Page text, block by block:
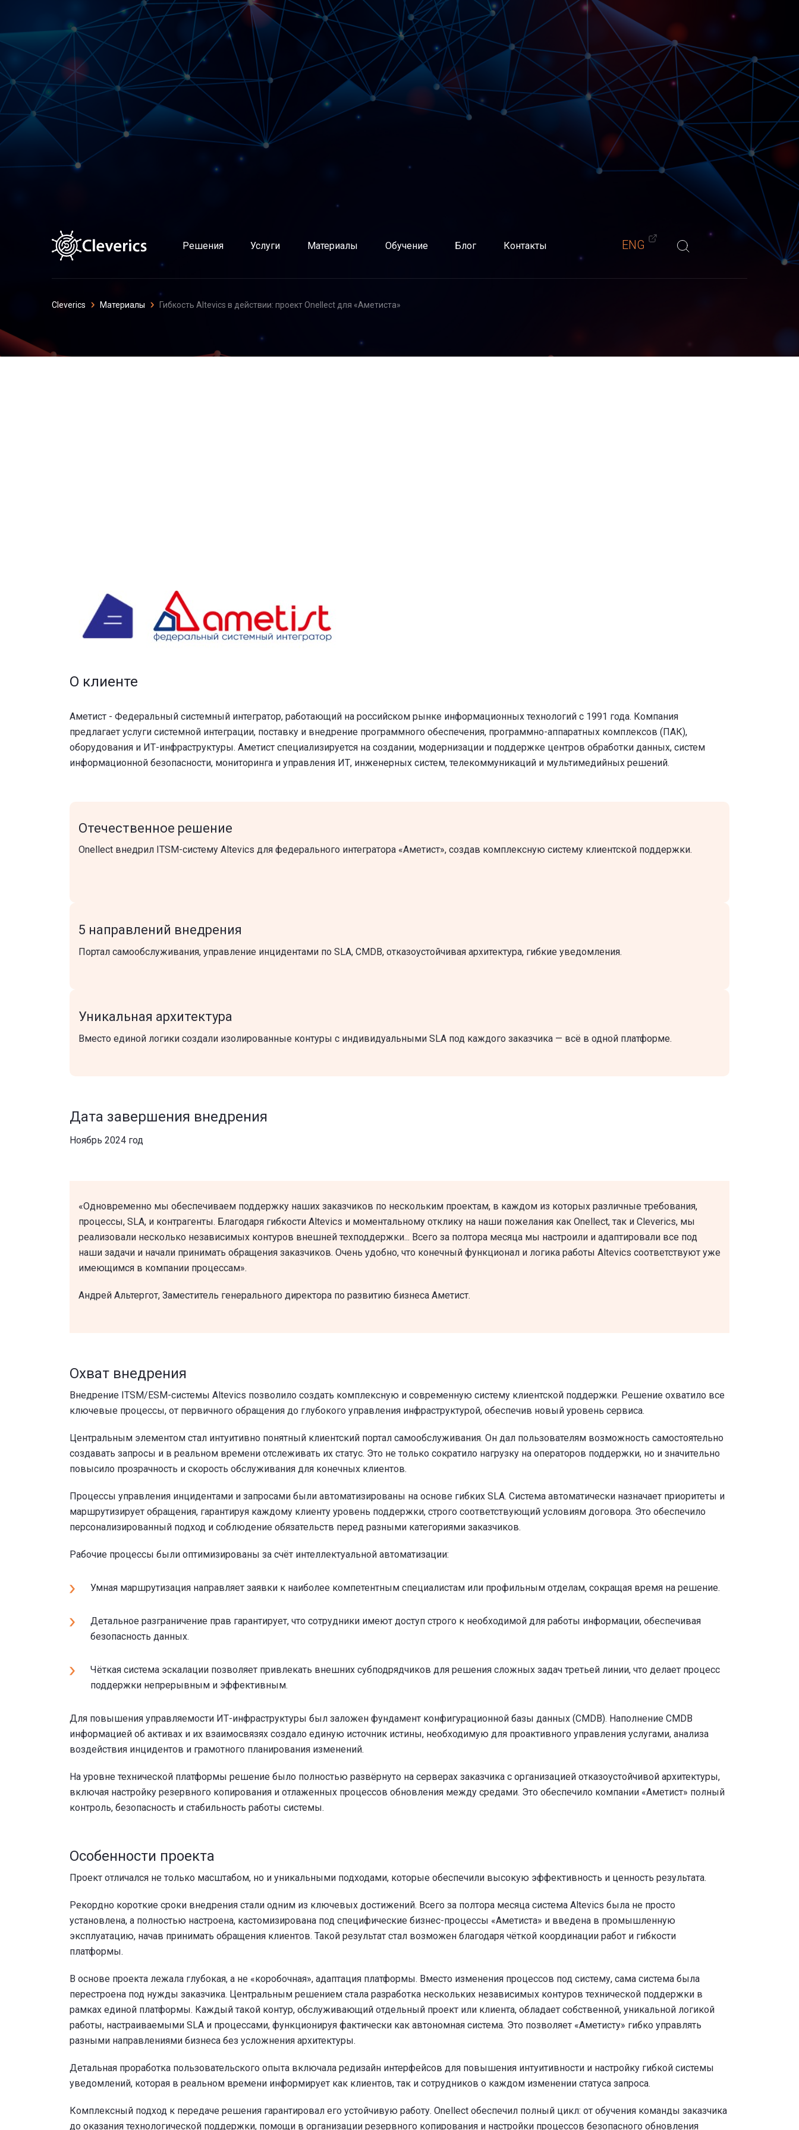
Стоимость
Документы
Партнерская программа Altevics
Услуги
Подготовка и поддержка внутренних агентов изменений (методологов, коучей, скрам-мастеров)
Выстраивание современной разработки ПО через продуктовые команды
Диагностика продуктовой команды разработки ПО
Документирование сервисной архитектуры и ИТ-инфраструктуры
Учет и распределение ИТ-затрат, тарификация ИТ-услуг
Управление мощностями и планирование потребности в ИТ-ресурсах
Управление качеством услуг
Оценка эффективности управления ИТ
Поддержка пользователей и восстановление услуг
Планирование и контроль изменений
Управление проблемами
Материалы
Решения Услуги Материалы Обучение Блог Контакты ENG
Cleverics Материалы Гибкость Altevics в действии: проект Onellect для «Аметиста»
О клиенте
Аметист - Федеральный системный интегратор, работающий на российском рынке информационных технологий с 1991 года. Компания
предлагает услуги системной интеграции, поставку и внедрение программного обеспечения, программно-аппаратных комплексов (ПАК),
оборудования и ИТ-инфраструктуры. Аметист специализируется на создании, модернизации и поддержке центров обработки данных, систем
информационной безопасности, мониторинга и управления ИТ, инженерных систем, телекоммуникаций и мультимедийных решений.
Отечественное решение
Onellect внедрил ITSM-систему Altevics для федерального интегратора «Аметист», создав комплексную систему клиентской поддержки.
5 направлений внедрения
Портал самообслуживания, управление инцидентами по SLA, CMDB, отказоустойчивая архитектура, гибкие уведомления.
Уникальная архитектура
Вместо единой логики создали изолированные контуры с индивидуальными SLA под каждого заказчика — всё в одной платформе.
Дата завершения внедрения
Ноябрь 2024 год
«Одновременно мы обеспечиваем поддержку наших заказчиков по нескольким проектам, в каждом из которых различные требования,
процессы, SLA, и контрагенты. Благодаря гибкости Altevics и моментальному отклику на наши пожелания как Onellect, так и Cleverics, мы
реализовали несколько независимых контуров внешней техподдержки... Всего за полтора месяца мы настроили и адаптировали все под
наши задачи и начали принимать обращения заказчиков. Очень удобно, что конечный функционал и логика работы Altevics соответствуют уже
имеющимся в компании процессам».
Андрей Альтергот, Заместитель генерального директора по развитию бизнеса Аметист.
Охват внедрения
Внедрение ITSM/ESM-системы Altevics позволило создать комплексную и современную систему клиентской поддержки. Решение охватило все
ключевые процессы, от первичного обращения до глубокого управления инфраструктурой, обеспечив новый уровень сервиса.
Центральным элементом стал интуитивно понятный клиентский портал самообслуживания. Он дал пользователям возможность самостоятельно
создавать запросы и в реальном времени отслеживать их статус. Это не только сократило нагрузку на операторов поддержки, но и значительно
повысило прозрачность и скорость обслуживания для конечных клиентов.
Процессы управления инцидентами и запросами были автоматизированы на основе гибких SLA. Система автоматически назначает приоритеты и
маршрутизирует обращения, гарантируя каждому клиенту уровень поддержки, строго соответствующий условиям договора. Это обеспечило
персонализированный подход и соблюдение обязательств перед разными категориями заказчиков.
Рабочие процессы были оптимизированы за счёт интеллектуальной автоматизации:
Умная маршрутизация направляет заявки к наиболее компетентным специалистам или профильным отделам, сокращая время на решение.
Детальное разграничение прав гарантирует, что сотрудники имеют доступ строго к необходимой для работы информации, обеспечивая
безопасность данных.
Чёткая система эскалации позволяет привлекать внешних субподрядчиков для решения сложных задач третьей линии, что делает процесс
поддержки непрерывным и эффективным.
Для повышения управляемости ИТ-инфраструктуры был заложен фундамент конфигурационной базы данных (CMDB). Наполнение CMDB
информацией об активах и их взаимосвязях создало единую источник истины, необходимую для проактивного управления услугами, анализа
воздействия инцидентов и грамотного планирования изменений.
На уровне технической платформы решение было полностью развёрнуто на серверах заказчика с организацией отказоустойчивой архитектуры,
включая настройку резервного копирования и отлаженных процессов обновления между средами. Это обеспечило компании «Аметист» полный
контроль, безопасность и стабильность работы системы.
Особенности проекта
Проект отличался не только масштабом, но и уникальными подходами, которые обеспечили высокую эффективность и ценность результата.
Рекордно короткие сроки внедрения стали одним из ключевых достижений. Всего за полтора месяца система Altevics была не просто
установлена, а полностью настроена, кастомизирована под специфические бизнес-процессы «Аметиста» и введена в промышленную
эксплуатацию, начав принимать обращения клиентов. Такой результат стал возможен благодаря чёткой координации работ и гибкости
платформы.
В основе проекта лежала глубокая, а не «коробочная», адаптация платформы. Вместо изменения процессов под систему, сама система была
перестроена под нужды заказчика. Центральным решением стала разработка нескольких независимых контуров технической поддержки в
рамках единой платформы. Каждый такой контур, обслуживающий отдельный проект или клиента, обладает собственной, уникальной логикой
работы, настраиваемыми SLA и процессами, функционируя фактически как автономная система. Это позволяет «Аметисту» гибко управлять
разными направлениями бизнеса без усложнения архитектуры.
Детальная проработка пользовательского опыта включала редизайн интерфейсов для повышения интуитивности и настройку гибкой системы
уведомлений, которая в реальном времени информирует как клиентов, так и сотрудников о каждом изменении статуса запроса.
Комплексный подход к передаче решения гарантировал его устойчивую работу. Onellect обеспечил полный цикл: от обучения команды заказчика
до оказания технологической поддержки, помощи в организации резервного копирования и настройки процессов безопасного обновления